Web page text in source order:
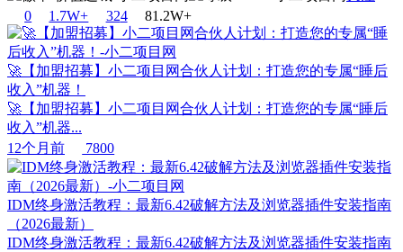
0
1.7W+ 324 81.2W+
🚀【加盟招募】小二项目网合伙人计划：打造您的专属“睡后
收入”机器！
🚀【加盟招募】小二项目网合伙人计划：打造您的专属“睡后
收入”机器...
12个月前
7800
IDM终身激活教程：最新6.42破解方法及浏览器插件安装指南
（2026最新）
IDM终身激活教程：最新6.42破解方法及浏览器插件安装指南